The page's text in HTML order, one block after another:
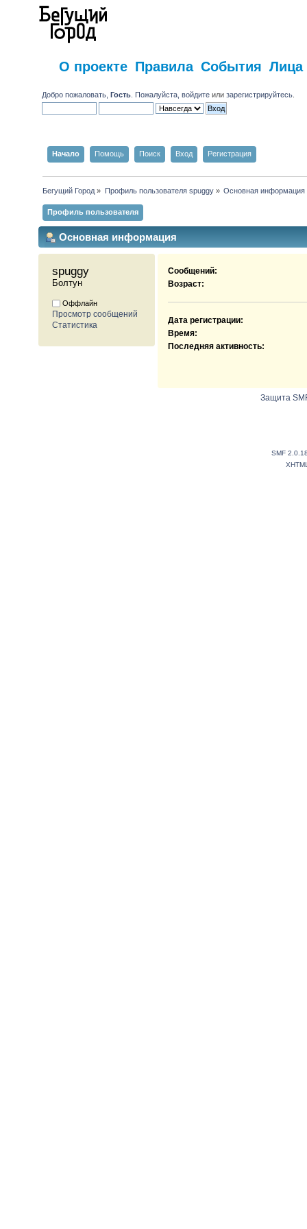
О проекте Правила События Лица
Добро пожаловать,Гость . Пожалуйста,войдите илизарегистрируйтесь
Начало Помощь Поиск Вход Регистрация
Бегущий Город » Профиль пользователя spuggy» Основная информация
Профиль пользователя
Основная информация
spuggy
Болтун
Оффлайн
Просмотр сообщений
Статистика
Сообщений:
Возраст:
Дата регистрации:
Время:
Последняя активность:
Защита
SMF